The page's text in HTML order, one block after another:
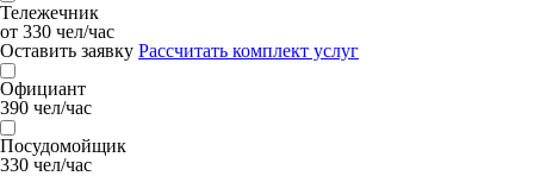
Тележечник
от 330 чел/час
Оставить заявку Рассчитать комплект услуг
Официант
390 чел/час
Посудомойщик
330 чел/час